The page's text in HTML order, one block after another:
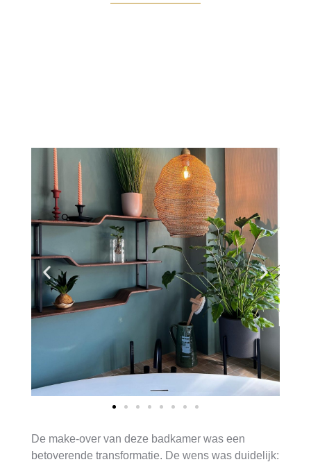
De make-over van deze badkamer was een
betoverende transformatie. De wens was duidelijk: